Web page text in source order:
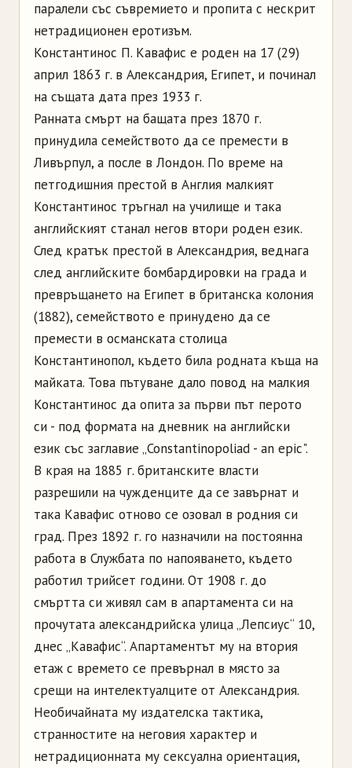
паралели със съвремието и пропита с нескрит
нетрадиционен еротизъм.
Константинос П. Кавафис е роден на 17 (29)
април 1863 г. в Александрия, Египет, и починал
на същата дата през 1933 г.
Ранната смърт на бащата през 1870 г.
принудила семейството да се премести в
Ливърпул, а после в Лондон. По време на
петгодишния престой в Англия малкият
Константинос тръгнал на училище и така
английският станал негов втори роден език.
След кратък престой в Александрия, веднага
след английските бомбардировки на града и
превръщането на Египет в британска колония
(1882), семейството е принудено да се
премести в османската столица
Константинопол, където била родната къща на
майката. Това пътуване дало повод на малкия
Константинос да опита за първи път перото
си - под формата на дневник на английски
език със заглавие „Constantinopoliad - an epic".
В края на 1885 г. британските власти
разрешили на чужденците да се завърнат и
така Кавафис отново се озовал в родния си
град. През 1892 г. го назначили на постоянна
работа в Службата по напояването, където
работил трийсет години. От 1908 г. до
смъртта си живял сам в апартамента си на
прочутата александрийска улица „Лепсиус“ 10,
днес „Кавафис“. Апартаментът му на втория
етаж с времето се превърнал в място за
срещи на интелектуалците от Александрия.
Необичайната му издателска тактика,
странностите на неговия характер и
нетрадиционната му сексуална ориентация,